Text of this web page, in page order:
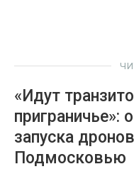
«Идут
приграничье»:
запуска
Подмосковью